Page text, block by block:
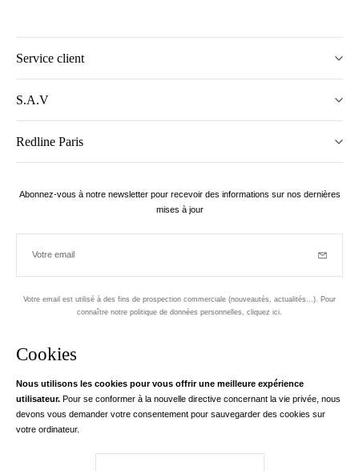
Cookies
Nous utilisons les cookies pour vous offrir une meilleure expérience
utilisateur. Pour se conformer à la nouvelle directive concernant la vie privée, nous
devons vous demander votre consentement pour sauvegarder des cookies sur
votre ordinateur.
Service client
S.A.V
Redline Paris
Abonnez-vous à notre newsletter pour recevoir des informations sur nos dernières
mises à jour
Votre email
Votre email est utilisé à des fins de prospection commerciale (nouveautés, actualités...). Pour
connaître notre politique de données personnelles, cliquez ici
Instagram
Votre adresse email
RedLine. Conformément à la loi, vous disposez d'un droit d'accès, de